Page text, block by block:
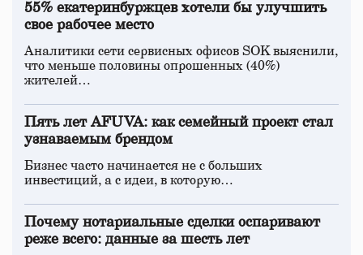
55% екатеринбуржцев хотели бы улучшить
свое рабочее место
Аналитики сети сервисных офисов SOK выяснили,
что меньше половины опрошенных (40%)
жителей…
Пять лет AFUVA: как семейный проект стал
узнаваемым брендом
Бизнес часто начинается не с больших
инвестиций, а с идеи, в которую…
Почему нотариальные сделки оспаривают
реже всего: данные за шесть лет